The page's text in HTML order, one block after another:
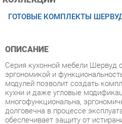
ОПИСАНИЕ
модулей позволит создать
кухни и даже угловые
многофункциональна,
долговечна в процессе
обеспечивает защиту от
царапин. Коллекция Шервуд - это
построения оптимального
комбинируются между собой и
элементами. Отличительные